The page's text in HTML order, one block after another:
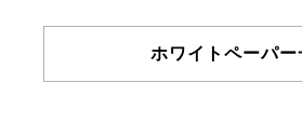
ホワイトペーパー